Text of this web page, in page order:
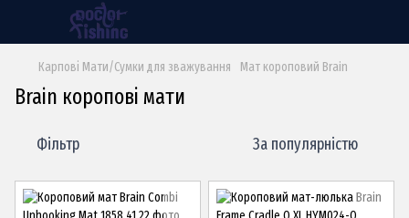
Карпові Мати/Сумки для зважування Мат короповий Brain
Brain коропові мати
Фільтр За популярністю